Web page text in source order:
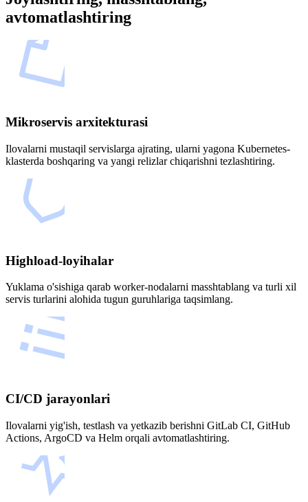
avtomatlashtiring
Mikroservis arxitekturasi
Ilovalarni mustaqil servislarga ajrating, ularni yagona Kubernetes-
klasterda boshqaring va yangi relizlar chiqarishni tezlashtiring.
Highload-loyihalar
Yuklama o'sishiga qarab worker-nodalarni masshtablang va turli xil
servis turlarini alohida tugun guruhlariga taqsimlang.
CI/CD jarayonlari
Ilovalarni yig'ish, testlash va yetkazib berishni GitLab CI, GitHub
Actions, ArgoCD va Helm orqali avtomatlashtiring.